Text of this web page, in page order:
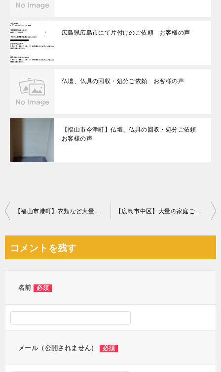
広島県広島市にて片付けのご依頼 お客様の声
仏壇、仏具の回収・処分ご依頼 お客様の声
【福山市今津町】仏壇、仏具の回収・処分ご依頼
お客様の声
投
ビ
【福山市港町】衣類など大量の不用品処分 お客様の声 【広島市中区】大量の家庭ごみの処分 お客様の声
コメントを残す
名前 必須
メール（公開されません） 必須